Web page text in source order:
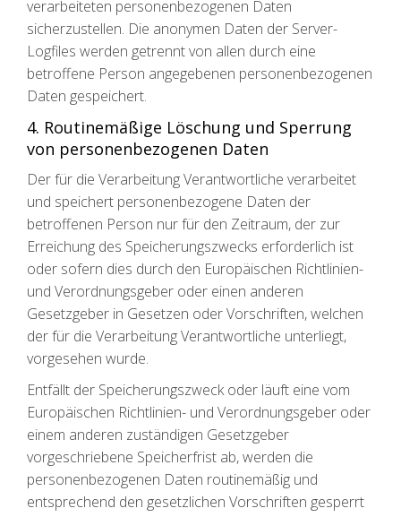
verarbeiteten personenbezogenen Daten
sicherzustellen. Die anonymen Daten der Server-
Logfiles werden getrennt von allen durch eine
betroffene Person angegebenen personenbezogenen
Daten gespeichert.
4. Routinemäßige Löschung und Sperrung
von personenbezogenen Daten
Der für die Verarbeitung Verantwortliche verarbeitet
und speichert personenbezogene Daten der
betroffenen Person nur für den Zeitraum, der zur
Erreichung des Speicherungszwecks erforderlich ist
oder sofern dies durch den Europäischen Richtlinien-
und Verordnungsgeber oder einen anderen
Gesetzgeber in Gesetzen oder Vorschriften, welchen
der für die Verarbeitung Verantwortliche unterliegt,
vorgesehen wurde.
Entfällt der Speicherungszweck oder läuft eine vom
Europäischen Richtlinien- und Verordnungsgeber oder
einem anderen zuständigen Gesetzgeber
vorgeschriebene Speicherfrist ab, werden die
personenbezogenen Daten routinemäßig und
entsprechend den gesetzlichen Vorschriften gesperrt